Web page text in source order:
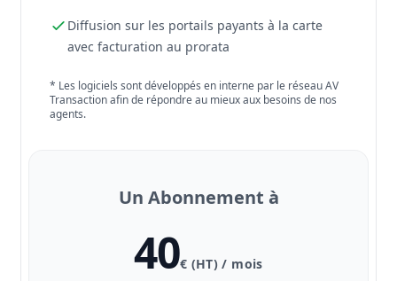
Diffusion sur les portails payants à la carte
avec facturation au prorata
* Les logiciels sont développés en interne par le réseau AV
Transaction afin de répondre au mieux aux besoins de nos
agents.
Un Abonnement à
40€ (HT) / mois